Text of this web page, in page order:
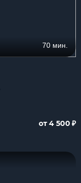
70 мин.
от 4 500 ₽